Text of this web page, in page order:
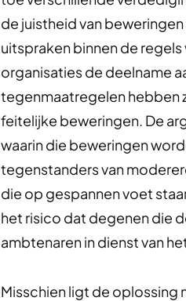
de juistheid van
uitspraken binnen de
organisaties de deelname
tegenmaatregelen hebben
feitelijke beweringen. De
waarin die beweringen
tegenstanders van
die op gespannen voet
het risico dat degenen die
ambtenaren in dienst van
Misschien ligt de oplossing